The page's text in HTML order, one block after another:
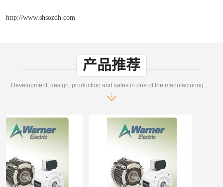
http://www.shsozdh.com
产品推荐